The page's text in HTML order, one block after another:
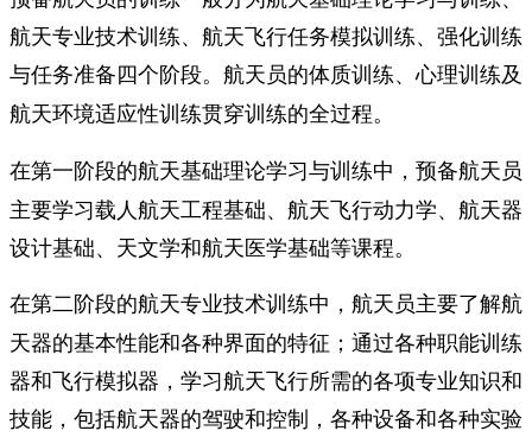
航天专业技术训练、航天飞行任务模拟训练、强化训练
与任务准备四个阶段。 航天员的体质训练、心理训练及
航天环境适应性训练贯穿训练的全过程。
在第一阶段的航天基础理论学习与训练中，预备航天员
主要学习载人航天工程基础、航天飞行动力学、航天器
设计基础、天文学和航天医学基础等课程。
在第二阶段的航天专业技术训练中，航天员主要了解航
天器的基本性能和各种界面的特征；通过各种职能训练
器和飞行模拟器，学习航天飞行所需的各项专业知识和
技能，包括航天器的驾驶和控制，各种设备和各种实验